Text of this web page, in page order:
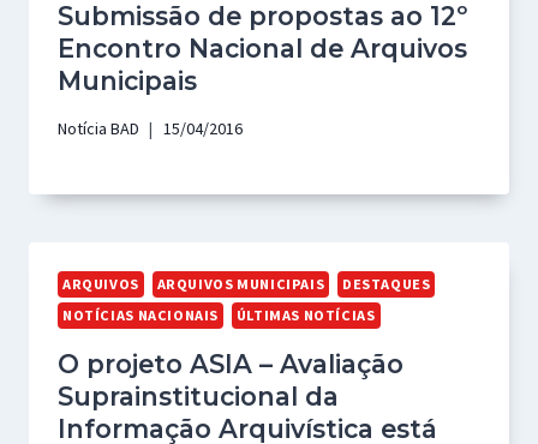
Submissão de propostas ao 12º
Encontro Nacional de Arquivos
Municipais
Notícia BAD 15/04/2016
ARQUIVOS ARQUIVOS MUNICIPAIS
DESTAQUES
NOTÍCIAS NACIONAIS
ÚLTIMAS NOTÍCIAS
O projeto ASIA – Avaliação
Suprainstitucional da
Informação Arquivística está